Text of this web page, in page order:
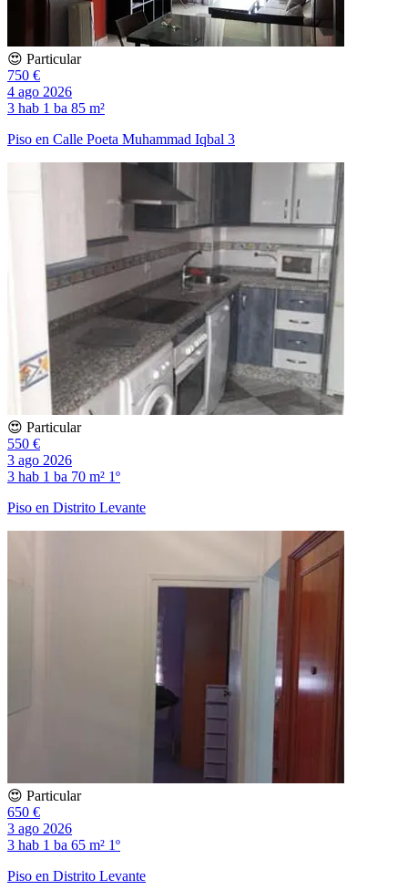
😍 Particular
750 €
4 ago 2026
3 hab 1 ba 85 m²
Piso en Calle Poeta Muhammad Iqbal 3
😍 Particular
550 €
3 ago 2026
3 hab 1 ba 70 m² 1º
Piso en Distrito Levante
😍 Particular
650 €
3 ago 2026
3 hab 1 ba 65 m² 1º
Piso en Distrito Levante